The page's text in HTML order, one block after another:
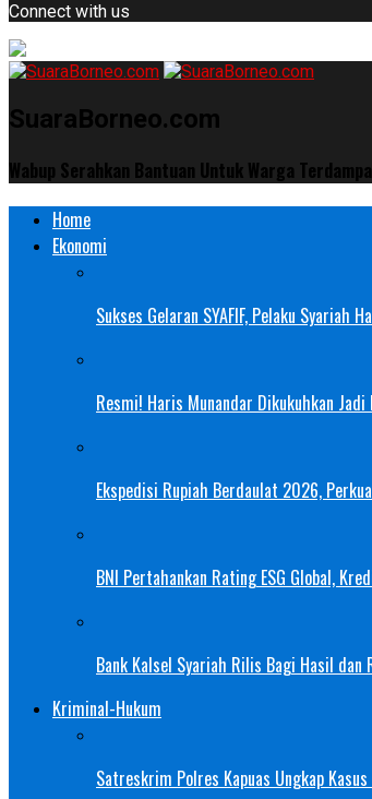
Connect with us
SuaraBorneo.com
Wabup Serahkan Bantuan Untuk Warga
Home
Ekonomi
Sukses Gelaran SYAFIF, Pelaku Syariah
Resmi! Haris Munandar Dikukuhkan
Ekspedisi Rupiah Berdaulat 2026,
BNI Pertahankan Rating ESG Global,
Bank Kalsel Syariah Rilis Bagi Hasil dan
Kriminal-Hukum
Satreskrim Polres Kapuas Ungkap